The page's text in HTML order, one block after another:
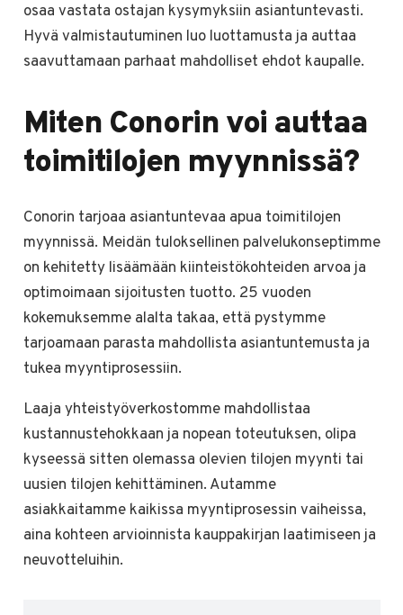
osaa vastata ostajan kysymyksiin asiantuntevasti.
Hyvä valmistautuminen luo luottamusta ja auttaa
saavuttamaan parhaat mahdolliset ehdot kaupalle.
Miten Conorin voi auttaa
toimitilojen myynnissä?
Conorin tarjoaa asiantuntevaa apua toimitilojen
myynnissä. Meidän tuloksellinen palvelukonseptimme
on kehitetty lisäämään kiinteistökohteiden arvoa ja
optimoimaan sijoitusten tuotto. 25 vuoden
kokemuksemme alalta takaa, että pystymme
tarjoamaan parasta mahdollista asiantuntemusta ja
tukea myyntiprosessiin.
Laaja yhteistyöverkostomme mahdollistaa
kustannustehokkaan ja nopean toteutuksen, olipa
kyseessä sitten olemassa olevien tilojen myynti tai
uusien tilojen kehittäminen. Autamme
asiakkaitamme kaikissa myyntiprosessin vaiheissa,
aina kohteen arvioinnista kauppakirjan laatimiseen ja
neuvotteluihin.